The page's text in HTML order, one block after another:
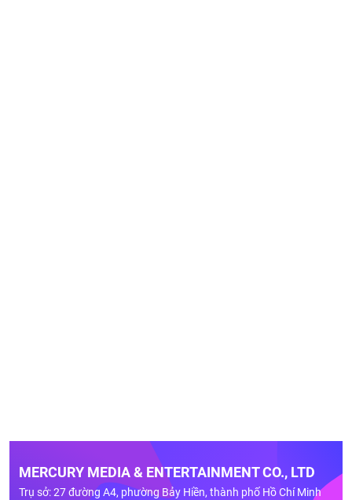
MERCURY MEDIA & ENTERTAINMENT CO., LTD
Trụ sở: 27 đường A4, phường Bảy Hiền, thành phố Hồ Chí Minh